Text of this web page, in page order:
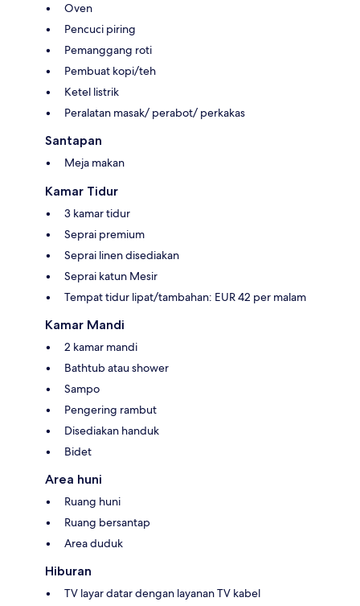
Oven
Pencuci piring
Pemanggang roti
Pembuat kopi/teh
Ketel listrik
Peralatan masak/ perabot/ perkakas
Santapan
Meja makan
Kamar Tidur
3 kamar tidur
Seprai premium
Seprai linen disediakan
Seprai katun Mesir
Tempat tidur lipat/tambahan: EUR 42 per malam
Kamar Mandi
2 kamar mandi
Bathtub atau shower
Sampo
Pengering rambut
Disediakan handuk
Bidet
Area huni
Ruang huni
Ruang bersantap
Area duduk
Hiburan
TV layar datar dengan layanan TV kabel